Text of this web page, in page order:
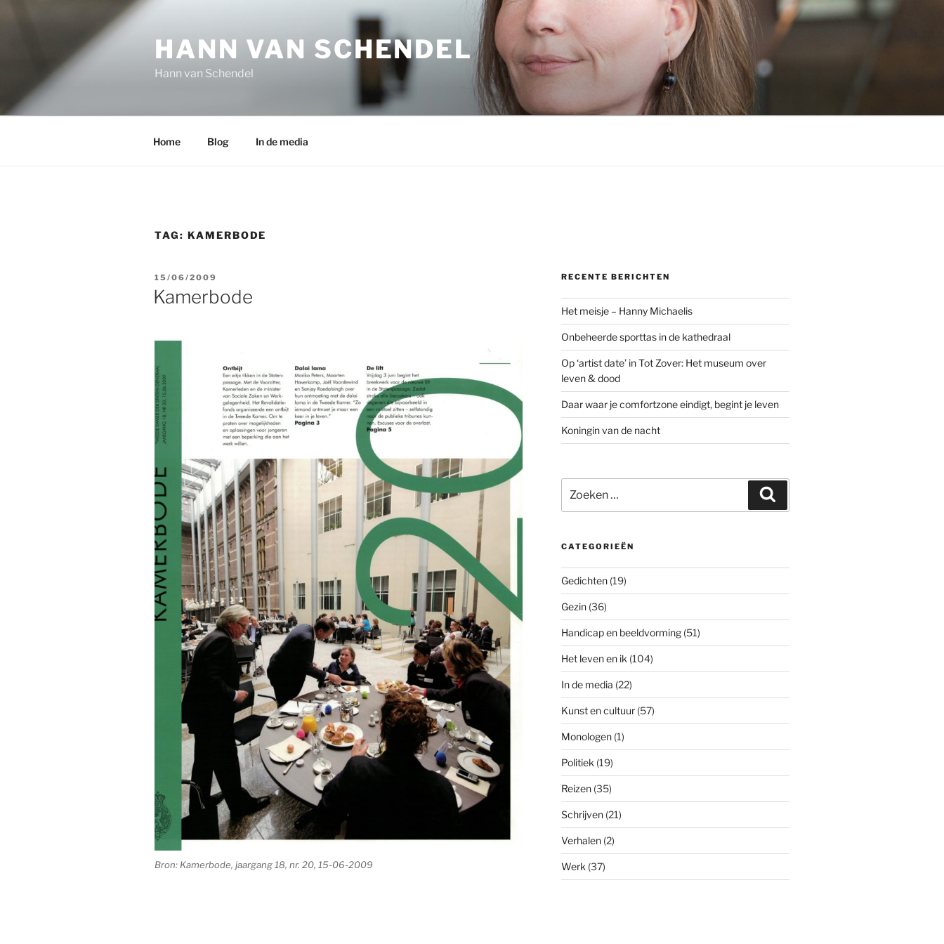
HANN VAN SCHENDEL
Hann van Schendel
Home Blog In de media
TAG: KAMERBODE
GEPLAATST
OP
15/06/2009
Kamerbode
Bron: Kamerbode, jaargang 18, nr. 20, 15-06-2009
RECENTE BERICHTEN
Het meisje – Hanny Michaelis
Onbeheerde sporttas in de kathedraal
Op ‘artist date’ in Tot Zover: Het museum over
leven & dood
Daar waar je comfortzone eindigt, begint je leven
Koningin van de nacht
naar:
CATEGORIEËN
Gedichten(19)
Gezin(36)
Handicap en beeldvorming(51)
Het leven en ik (104)
In de media (22)
Kunst en cultuur(57)
Monologen(1)
Politiek (19)
Reizen(35)
Schrijven(21)
Verhalen(2)
Werk (37)